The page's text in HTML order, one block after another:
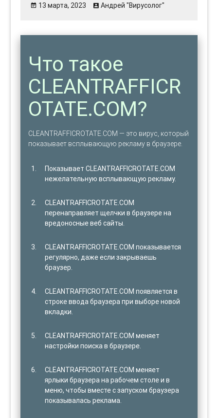
13 марта, 2023
Андрей "Вирусолог"
Что такое
CLEANTRAFFICR
OTATE.COM?
CLEANTRAFFICROTATE.COM — это вирус, который
показывает всплывающую рекламу в браузере.
Показывает CLEANTRAFFICROTATE.COM
нежелательную всплывающую рекламу.
CLEANTRAFFICROTATE.COM
перенаправляет щелчки в браузере на
вредоносные веб сайты.
CLEANTRAFFICROTATE.COM показывается
регулярно, даже если закрываешь
браузер.
CLEANTRAFFICROTATE.COM появляется в
строке ввода браузера при выборе новой
вкладки.
CLEANTRAFFICROTATE.COM меняет
настройки поиска в браузере.
CLEANTRAFFICROTATE.COM меняет
ярлыки браузера на рабочем столе и в
меню, чтобы вместе с запуском браузера
показывалась реклама.